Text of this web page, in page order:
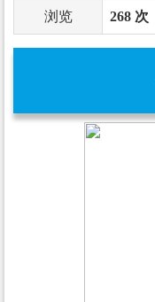
浏览 268 次